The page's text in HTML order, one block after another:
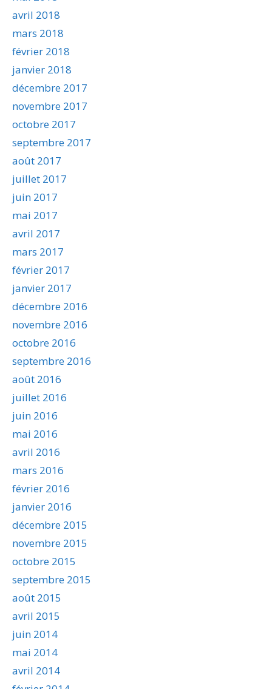
avril 2018
mars 2018
février 2018
janvier 2018
décembre 2017
novembre 2017
octobre 2017
septembre 2017
août 2017
juillet 2017
juin 2017
mai 2017
avril 2017
mars 2017
février 2017
janvier 2017
décembre 2016
novembre 2016
octobre 2016
septembre 2016
août 2016
juillet 2016
juin 2016
mai 2016
avril 2016
mars 2016
février 2016
janvier 2016
décembre 2015
novembre 2015
octobre 2015
septembre 2015
août 2015
avril 2015
juin 2014
mai 2014
avril 2014